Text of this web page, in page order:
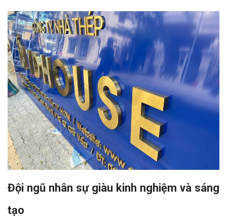
Đội ngũ nhân sự giàu kinh nghiệm và sáng
tạo